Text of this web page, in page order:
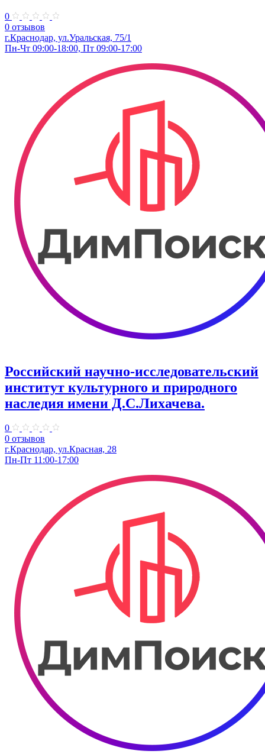
0
0 отзывов
г.Краснодар, ул.​Уральская, 75/1
Пн-Чт 09:00-18:00, Пт 09:00-17:00
Российский научно-исследовательский
институт культурного и природного
наследия имени Д.С.Лихачева.
0
0 отзывов
г.Краснодар, ул.​Красная, 28
Пн-Пт 11:00-17:00